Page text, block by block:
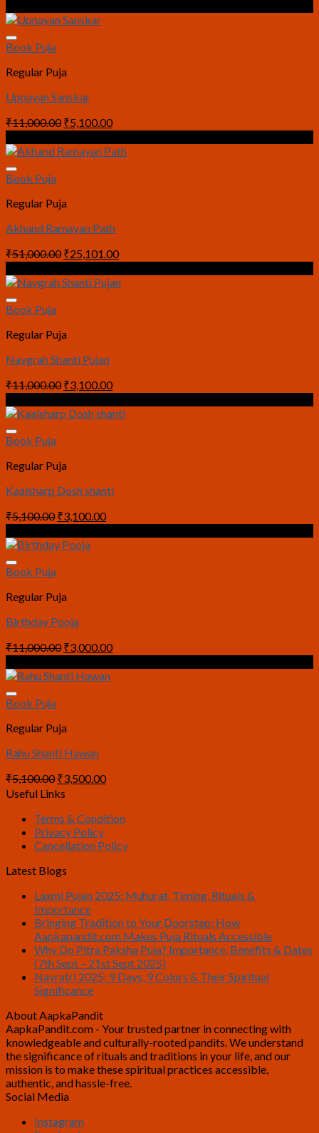
was:
is:
Book Puja
Regular Puja
Upnayan Sanskar
₹11,000.00 Original
price
was:
₹11,000.00.
₹5,100.00Current
price
is:
Book Puja
Regular Puja
Akhand Ramayan Path
₹51,000.00 Original
price
was:
₹51,000.00.
₹25,101.00Current
price
is:
Book Puja
Regular Puja
Navgrah Shanti Pujan
₹11,000.00 Original
price
was:
₹3,100.00Current
price
is:
Book Puja
Regular Puja
Kaalsharp Dosh shanti
₹5,100.00 Original
price
was:
₹5,100.00.
₹3,100.00Current
price
is:
Book Puja
Regular Puja
Birthday Pooja
₹11,000.00 Original
price
was:
₹3,000.00Current
price
is:
Book Puja
Regular Puja
Rahu Shanti Hawan
₹5,100.00 Original
price
₹5,100.00.
₹3,500.00Current
₹3,500.00.
Useful Links
Terms & Condition
Privacy Policy
Cancellation Policy
Latest Blogs
Laxmi Pujan 2025: Muhurat, Timing, Rituals &
Importance
Bringing Tradition to Your Doorstep: How
Aapkapandit.com Makes Puja Rituals Accessible
Why Do Pitra Paksha Puja? Importance, Benefits & Dates
(7th Sept – 21st Sept 2025)
Navratri 2025: 9 Days, 9 Colors & Their Spiritual
Significance
About AapkaPandit
AapkaPandit.com - Your trusted partner in connecting with
knowledgeable and culturally-rooted pandits. We understand
the significance of rituals and traditions in your life, and our
mission is to make these spiritual practices accessible,
authentic, and hassle-free.
Social Media
Instagram